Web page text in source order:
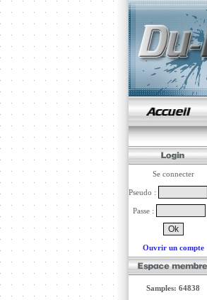
Se connecter
Pseudo :
Passe :
Ouvrir un compte
Samples: 64838